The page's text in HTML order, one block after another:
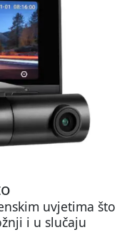
uvjetima što
i u slučaju